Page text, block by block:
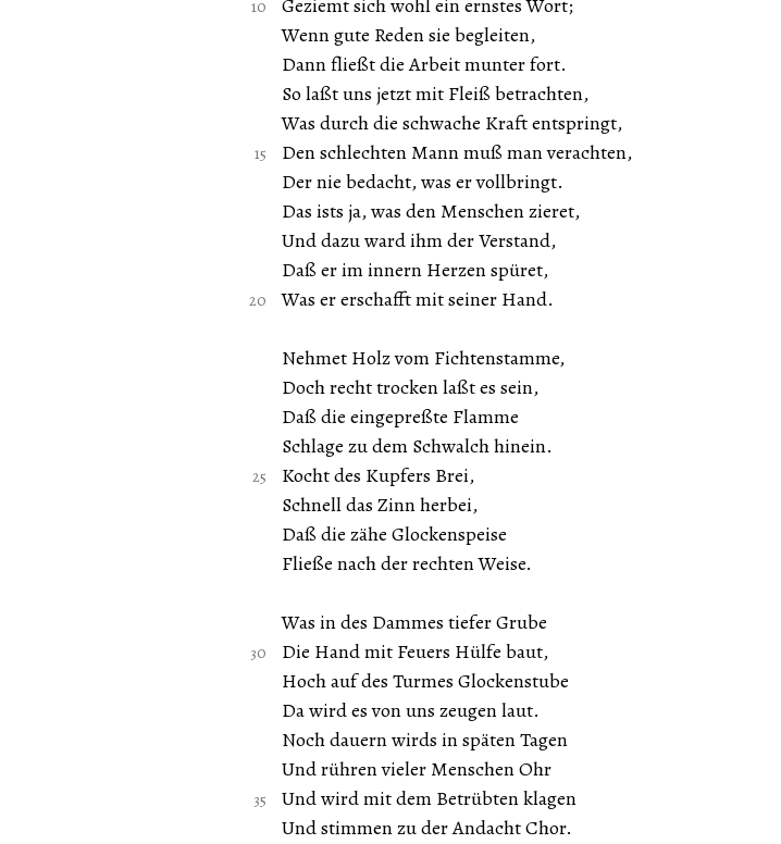
Geziemt sich wohl ein ernstes Wort;
Wenn gute Reden sie begleiten,
Dann fließt die Arbeit munter fort.
So laßt uns jetzt mit Fleiß betrachten,
Was durch die schwache Kraft entspringt,
Den schlechten Mann muß man verachten,
Der nie bedacht, was er vollbringt.
Das ists ja, was den Menschen zieret,
Und dazu ward ihm der Verstand,
Daß er im innern Herzen spüret,
Was er erschafft mit seiner Hand.
Nehmet Holz vom Fichtenstamme,
Doch recht trocken laßt es sein,
Daß die eingepreßte Flamme
Schlage zu dem Schwalch hinein.
Kocht des Kupfers Brei,
Schnell das Zinn herbei,
Daß die zähe Glockenspeise
Fließe nach der rechten Weise.
Was in des Dammes tiefer Grube
Die Hand mit Feuers Hülfe baut,
Hoch auf des Turmes Glockenstube
Da wird es von uns zeugen laut.
Noch dauern wirds in späten Tagen
Und rühren vieler Menschen Ohr
Und wird mit dem Betrübten klagen
Und stimmen zu der Andacht Chor.